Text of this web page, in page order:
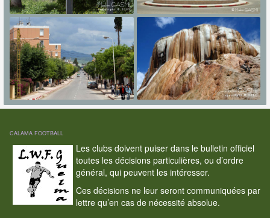
CALAMA FOOTBALL
Les clubs doivent puiser dans le bulletin officiel
toutes les décisions particulières, ou d’ordre
général, qui peuvent les intéresser.
Ces décisions ne leur seront communiquées par
lettre qu’en cas de nécessité absolue.